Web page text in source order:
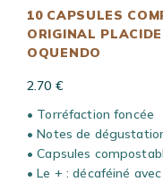
10 CAPSULES
ORIGINAL
OQUENDO
2.70 €
• Torréfaction foncée
• Notes de
• Capsules
• Le + : décaféiné avec